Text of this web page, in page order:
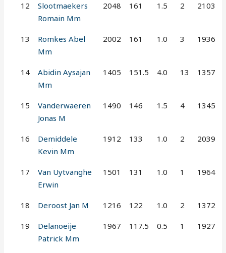
12
Slootmaekers
Romain Mm
2048 161 1.5 2 2103
13
Romkes Abel
Mm
2002 161 1.0 3 1936
14
Abidin Aysajan
Mm
1405 151.5 4.0 13 1357
15
Vanderwaeren
Jonas M
1490 146 1.5 4 1345
16
Demiddele
Kevin Mm
1912 133 1.0 2 2039
17
Van Uytvanghe
Erwin
1501 131 1.0 1 1964
18 Deroost Jan M 1216 122 1.0 2 1372
19
Delanoeije
Patrick Mm
1967 117.5 0.5 1 1927